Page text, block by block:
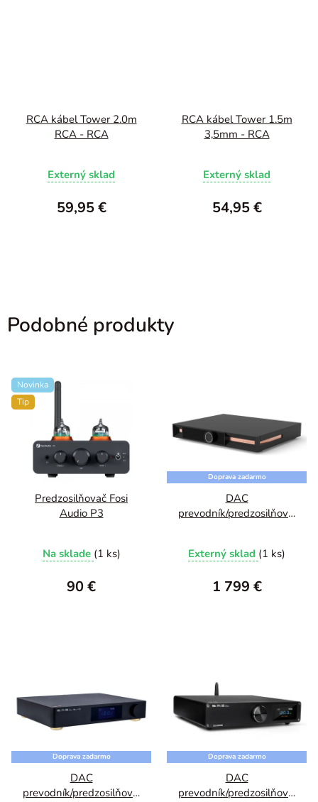
RCA kábel Tower 2.0m
RCA - RCA
Externý sklad
59,95 €
RCA kábel Tower 1.5m
3,5mm - RCA
Externý sklad
54,95 €
Podobné produkty
Novinka
Tip
Predzosilňovač Fosi
Audio P3
Na sklade (1 ks)
90 €
Doprava zadarmo
DAC
prevodník/predzosilňovač
Externý sklad (1 ks)
1 799 €
Doprava zadarmo
DAC
prevodník/predzosilňovač
Doprava zadarmo
DAC
prevodník/predzosilňovač